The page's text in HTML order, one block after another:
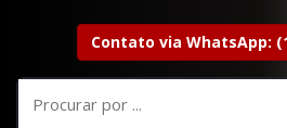
Contato via WhatsApp: